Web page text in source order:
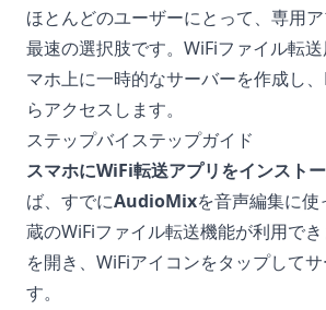
ほとんどのユーザーにとって、専用
最速の選択肢です。WiFiファイル転
マホ上に一時的なサーバーを作成し
らアクセスします。
ステップバイステップガイド
スマホにWiFi転送アプリをインスト
ば、すでにAudioMixを音声編集に
蔵のWiFiファイル転送機能が利用で
を開き、WiFiアイコンをタップして
す。